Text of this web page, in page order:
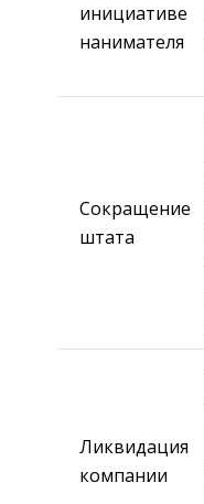
инициативе
нанимателя
Сокращение
штата
Ликвидация
компании